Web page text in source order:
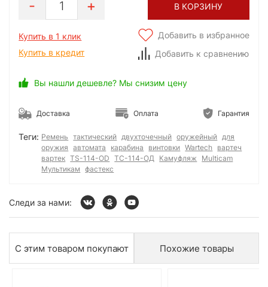
1 В КОРЗИНУ
Купить в 1 клик
Купить в кредит
Добавить в избранное
Добавить к сравнению
Вы нашли дешевле? Мы снизим цену
Доставка Оплата Гарантия
Теги: Ремень тактический двухточечный оружейный для
оружия
автомата карабина винтовки Wartech
вартеч
вартек TS-114-OD ТС-114-ОД Камуфляж
Multicam
Мультикам
фастекс
Следи за нами:
С этим товаром покупают Похожие товары